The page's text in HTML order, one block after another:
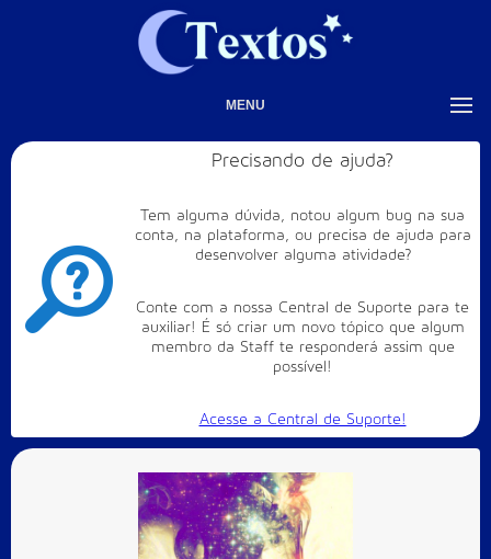
MENU
Precisando de ajuda?
Tem alguma dúvida, notou algum bug na sua
conta, na plataforma, ou precisa de ajuda para
desenvolver alguma atividade?
Conte com a nossa Central de Suporte para te
auxiliar! É só criar um novo tópico que algum
membro da Staff te responderá assim que
possível!
Acesse a Central de Suporte!